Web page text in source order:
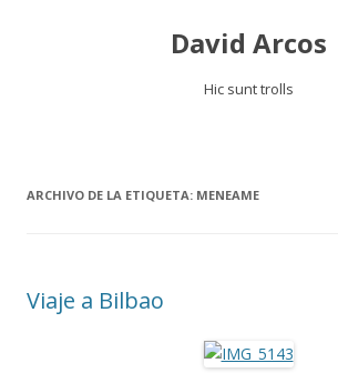
David Arcos
Hic sunt trolls
ARCHIVO DE LA ETIQUETA: MENEAME
Viaje a Bilbao